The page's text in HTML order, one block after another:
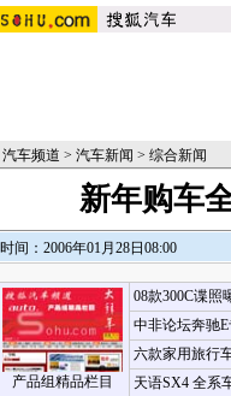
汽车频道 > 汽车新闻 > 综合新闻
新年购车
时间：2006年01月28日08:00
产品组精品栏目
08款300C谍照
中非论坛奔驰
六款家用旅行
天语SX4 全系